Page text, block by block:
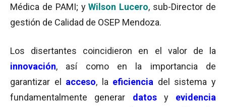
Médica de PAMI; yWilson Lucero, sub-Director de
gestión de Calidad de OSEP Mendoza.
Los disertantes coincidieron en el valor de la
innovación, así como en la importancia de
garantizar el acceso, la eficiencia del sistema y
fundamentalmente generar datosy evidencia